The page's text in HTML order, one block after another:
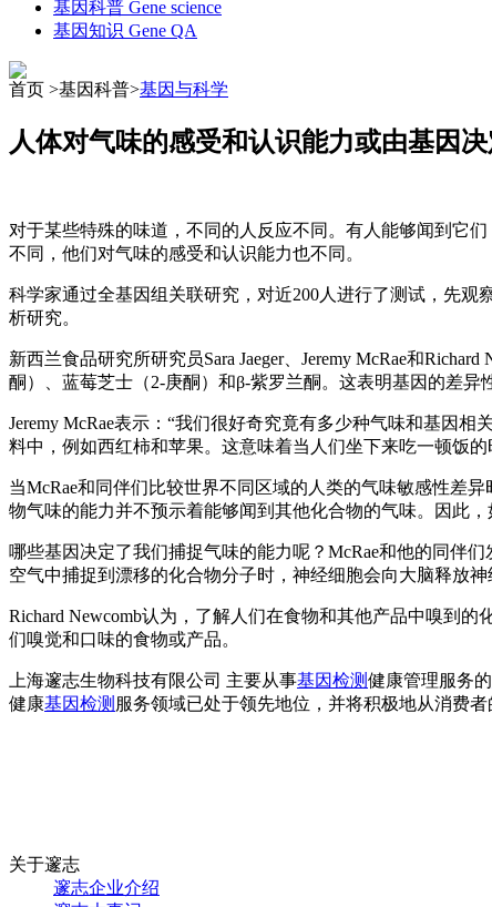
基因科普 Gene science
基因知识 Gene QA
首页 >基因科普>基因与科学
人体对气味的感受和认识能力或由基因
对于某些特殊的味道，不同的人反应不同。有人能够闻到它
不同，他们对气味的感受和认识能力也不同。
科学家通过全基因组关联研究，对近200人进行了测试，先
析研究。
新西兰食品研究所研究员Sara Jaeger、Jeremy McRae和
酮）、蓝莓芝士（2-庚酮）和β-紫罗兰酮。这表明基因的差
Jeremy McRae表示：“我们很好奇究竟有多少种气味和基因
料中，例如西红柿和苹果。这意味着当人们坐下来吃一顿饭
当McRae和同伴们比较世界不同区域的人类的气味敏感性差
物气味的能力并不预示着能够闻到其他化合物的气味。因此
哪些基因决定了我们捕捉气味的能力呢？McRae和他的同伴
空气中捕捉到漂移的化合物分子时，神经细胞会向大脑释放神
Richard Newcomb认为，了解人们在食物和其他产品中嗅到
们嗅觉和口味的食物或产品。
上海邃志生物科技有限公司 主要从事基因检测健康管理服务的
健康基因检测 服务领域已处于领先地位，并将积极地从消费
关于邃志
邃志企业介绍